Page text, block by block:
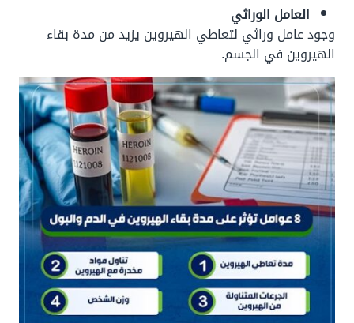
العامل الوراثي
وجود عامل وراثي لتعاطي الهيروين يزيد من مدة بقاء
الهيروين في الجسم.